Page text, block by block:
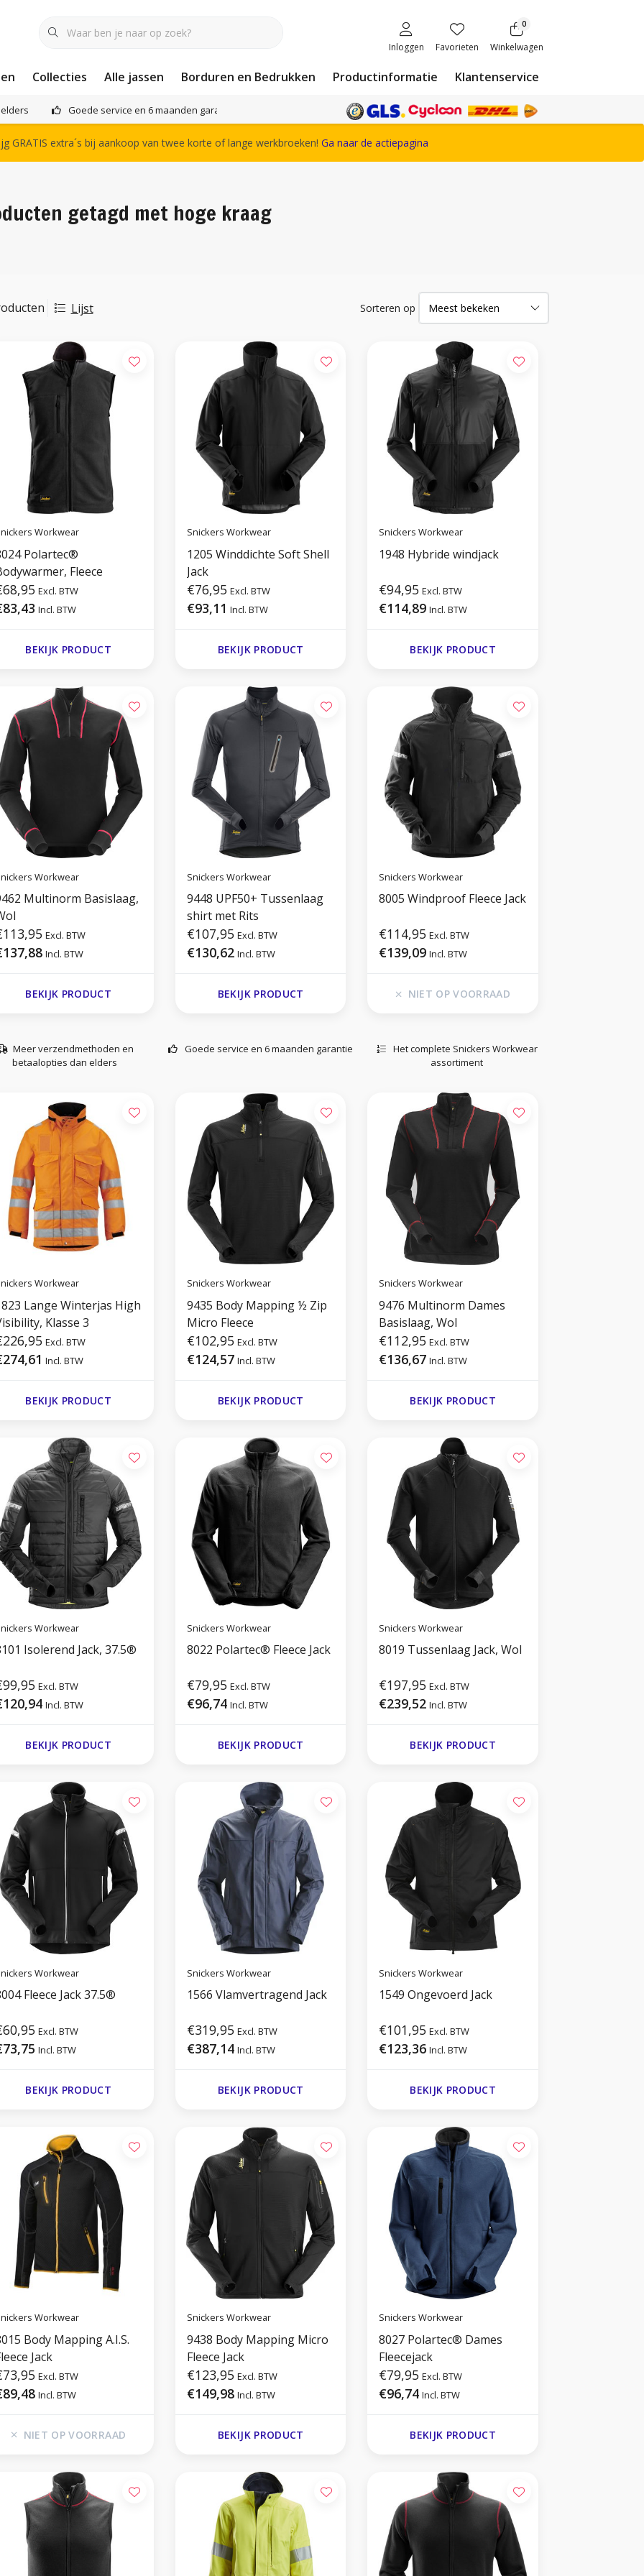
Inloggen Favorieten
0
Winkelwagen
Collecties Alle jassen Borduren en Bedrukken Productinformatie Klantenservice
Goede service en 6 maanden garantie Het complete Snickers Workwear assortiment
GRATIS extra´s bij aankoop van twee korte of lange werkbroeken! Ga naar de actiepagina
getagd met hoge kraag
Lijst Sorteren op
Workwear
Polartec®
Fleece
Excl. BTW
Incl. BTW
BEKIJK PRODUCT
Snickers Workwear
1205 Winddichte Soft Shell
Jack
€76,95 Excl. BTW
€93,11 Incl. BTW
BEKIJK PRODUCT
Snickers Workwear
1948 Hybride windjack
€94,95 Excl. BTW
€114,89 Incl. BTW
BEKIJK PRODUCT
Workwear
Multinorm Basislaag,
Excl. BTW
Incl. BTW
BEKIJK PRODUCT
Snickers Workwear
9448 UPF50+ Tussenlaag
shirt met Rits
€107,95 Excl. BTW
€130,62 Incl. BTW
BEKIJK PRODUCT
Snickers Workwear
8005 Windproof Fleece Jack
€114,95 Excl. BTW
€139,09 Incl. BTW
NIET OP VOORRAAD
Meer verzendmethoden en
betaalopties dan elders
Goede service en 6 maanden garantie
Het complete Snickers Workwear
assortiment
Workwear
Lange Winterjas High
Klasse 3
Excl. BTW
Incl. BTW
BEKIJK PRODUCT
Snickers Workwear
9435 Body Mapping ½ Zip
Micro Fleece
€102,95 Excl. BTW
€124,57 Incl. BTW
BEKIJK PRODUCT
Snickers Workwear
9476 Multinorm Dames
Basislaag, Wol
€112,95 Excl. BTW
€136,67 Incl. BTW
BEKIJK PRODUCT
Workwear
Isolerend Jack, 37.5®
Excl. BTW
Incl. BTW
BEKIJK PRODUCT
Snickers Workwear
8022 Polartec® Fleece Jack
€79,95 Excl. BTW
€96,74 Incl. BTW
BEKIJK PRODUCT
Snickers Workwear
8019 Tussenlaag Jack, Wol
€197,95 Excl. BTW
€239,52 Incl. BTW
BEKIJK PRODUCT
Workwear
Fleece Jack 37.5®
Excl. BTW
Incl. BTW
BEKIJK PRODUCT
Snickers Workwear
1566 Vlamvertragend Jack
€319,95 Excl. BTW
€387,14 Incl. BTW
BEKIJK PRODUCT
Snickers Workwear
1549 Ongevoerd Jack
€101,95 Excl. BTW
€123,36 Incl. BTW
BEKIJK PRODUCT
Workwear
Body Mapping A.I.S.
Jack
Excl. BTW
Incl. BTW
NIET OP VOORRAAD
Snickers Workwear
9438 Body Mapping Micro
Fleece Jack
€123,95 Excl. BTW
€149,98 Incl. BTW
BEKIJK PRODUCT
Snickers Workwear
8027 Polartec® Dames
Fleecejack
€79,95 Excl. BTW
€96,74 Incl. BTW
BEKIJK PRODUCT